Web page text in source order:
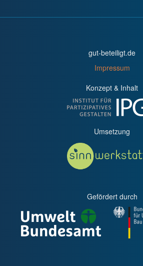
gut-beteiligt.de
Impressum
Konzept & Inhalt
Umsetzung
Gefördert durch